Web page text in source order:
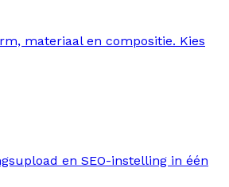
materiaal en compositie. Kies
en SEO-instelling in één